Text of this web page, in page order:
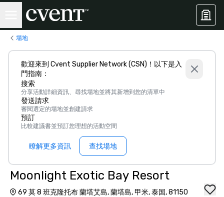
場地
歡迎來到 Cvent Supplier Network (CSN)！以下是入
門指南：
搜索
分享活動詳細資訊、尋找場地並將其新增到您的清單中
發送請求
審閱選定的場地並創建請求
預訂
比較建議書並預訂您理想的活動空間
瞭解更多資訊 查找場地
Moonlight Exotic Bay Resort
69 莫 8 班克隆托布 蘭塔艾島, 蘭塔島, 甲米, 泰国, 81150